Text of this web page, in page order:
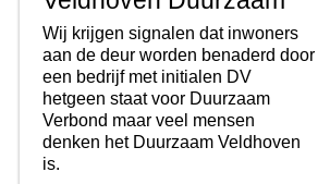
Wij krijgen signalen dat inwoners
aan de deur worden benaderd door
een bedrijf met initialen DV
hetgeen staat voor Duurzaam
Verbond maar veel mensen
denken het Duurzaam Veldhoven
is.